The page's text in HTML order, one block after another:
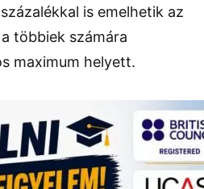
is emelhetik az
többiek számára
maximum helyett.